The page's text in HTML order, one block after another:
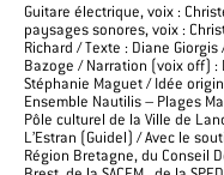
Guitare électrique, voix :
paysages sonores, voix :
Richard / Texte : Diane
Bazoge / Narration (voix off) :
Stéphanie Maguet / Idée
Ensemble Nautilis – Plages
Pôle culturel de la Ville de
L’Estran (Guidel) / Avec le
Région Bretagne, du Conseil